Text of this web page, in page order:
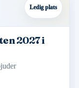
Ledig plats
2027 i